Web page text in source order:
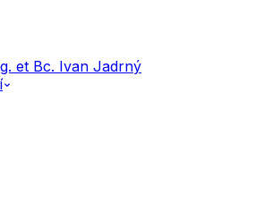
et Bc. Ivan Jadrný